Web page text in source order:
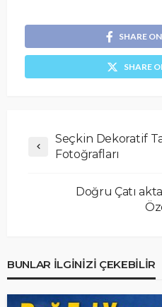
SHARE
SHARE
Seçkin Dekoratif
Fotoğrafları
Doğru Çatı
BUNLAR ILGINIZI ÇEKEBILIR